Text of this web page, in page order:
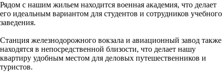
Рядом с нашим жильем находится военная академия, что делает
его идеальным вариантом для студентов и сотрудников учебного
заведения.
Станция железнодорожного вокзала и авиационный завод также
находятся в непосредственной близости, что делает нашу
квартиру удобным местом для деловых путешественников и
туристов.